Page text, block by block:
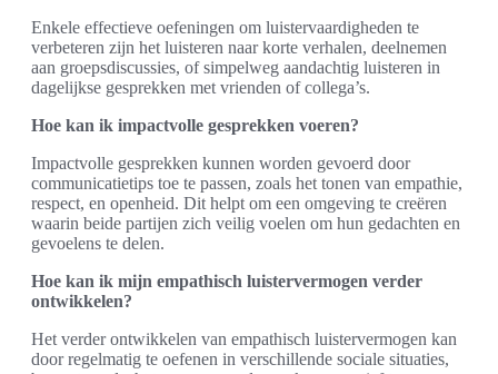
Enkele effectieve oefeningen om luistervaardigheden te
verbeteren zijn het luisteren naar korte verhalen, deelnemen
aan groepsdiscussies, of simpelweg aandachtig luisteren in
dagelijkse gesprekken met vrienden of collega’s.
Hoe kan ik impactvolle gesprekken voeren?
Impactvolle gesprekken kunnen worden gevoerd door
communicatietips toe te passen, zoals het tonen van empathie,
respect, en openheid. Dit helpt om een omgeving te creëren
waarin beide partijen zich veilig voelen om hun gedachten en
gevoelens te delen.
Hoe kan ik mijn empathisch luistervermogen verder
ontwikkelen?
Het verder ontwikkelen van empathisch luistervermogen kan
door regelmatig te oefenen in verschillende sociale situaties,